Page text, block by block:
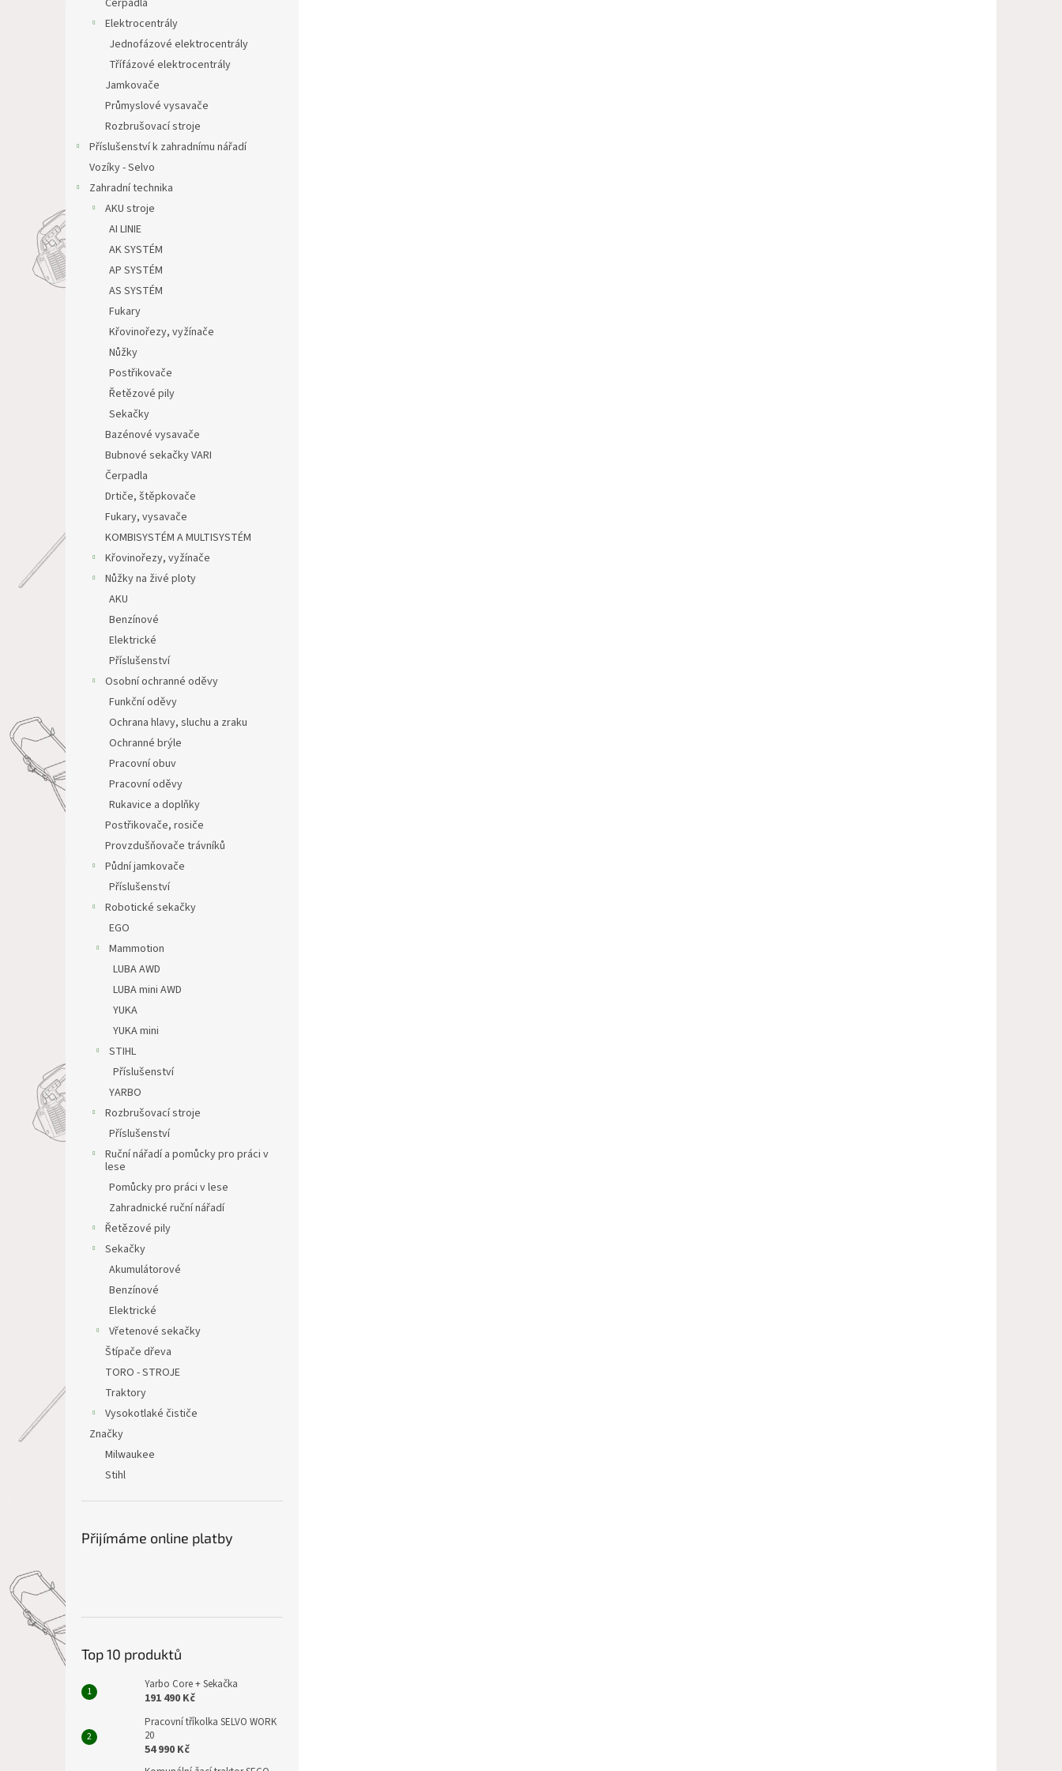
Čerpadla
Elektrocentrály
Jednofázové elektrocentrály
Třífázové elektrocentrály
Jamkovače
Průmyslové vysavače
Rozbrušovací stroje
Příslušenství k zahradnímu nářadí
Vozíky - Selvo
Zahradní technika
AKU stroje
AI LINIE
AK SYSTÉM
AP SYSTÉM
AS SYSTÉM
Fukary
Křovinořezy, vyžínače
Nůžky
Postřikovače
Řetězové pily
Sekačky
Bazénové vysavače
Bubnové sekačky VARI
Čerpadla
Drtiče, štěpkovače
Fukary, vysavače
KOMBISYSTÉM A MULTISYSTÉM
Křovinořezy, vyžínače
Nůžky na živé ploty
AKU
Benzínové
Elektrické
Příslušenství
Osobní ochranné oděvy
Funkční oděvy
Ochrana hlavy, sluchu a zraku
Ochranné brýle
Pracovní obuv
Pracovní oděvy
Rukavice a doplňky
Postřikovače, rosiče
Provzdušňovače trávníků
Půdní jamkovače
Příslušenství
Robotické sekačky
EGO
Mammotion
LUBA AWD
LUBA mini AWD
YUKA
YUKA mini
STIHL
Příslušenství
YARBO
Rozbrušovací stroje
Příslušenství
Ruční nářadí a pomůcky pro práci v
lese
Pomůcky pro práci v lese
Zahradnické ruční nářadí
Řetězové pily
Sekačky
Akumulátorové
Benzínové
Elektrické
Vřetenové sekačky
Štípače dřeva
TORO - STROJE
Traktory
Vysokotlaké čističe
Značky
Milwaukee
Stihl
Přijímáme online platby
Top 10 produktů
Yarbo Core + Sekačka
191 490 Kč
Pracovní tříkolka SELVO WORK
20
54 990 Kč